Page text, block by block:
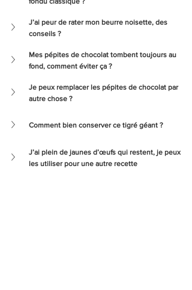
J’ai peur de rater mon beurre noisette, des
conseils ?
Mes pépites de chocolat tombent toujours au
fond, comment éviter ça ?
Je peux remplacer les pépites de chocolat par
autre chose ?
Comment bien conserver ce tigré géant ?
J’ai plein de jaunes d’œufs qui restent, je peux
les utiliser pour une autre recette